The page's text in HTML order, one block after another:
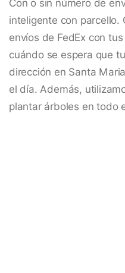
Con o sin número de
inteligente con parcello.
envíos de FedEx con
cuándo se espera que
dirección en Santa
el día. Además,
plantar árboles en todo